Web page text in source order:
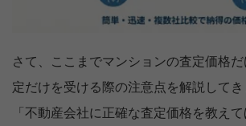
さて、ここまでマンションの査定価格
定だけを受ける際の注意点を解説して
「不動産会社に正確な査定価格を教え